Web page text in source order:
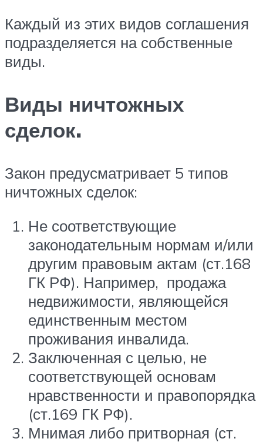
Каждый из этих видов соглашения
подразделяется на собственные
виды.
Виды ничтожных
сделок.
Закон предусматривает 5 типов
ничтожных сделок:
Не соответствующие
законодательным нормам и/или
другим правовым актам (ст.168
ГК РФ). Например, продажа
недвижимости, являющейся
единственным местом
проживания инвалида.
Заключенная с целью, не
соответствующей основам
нравственности и правопорядка
(ст.169 ГК РФ).
Мнимая либо притворная (ст.